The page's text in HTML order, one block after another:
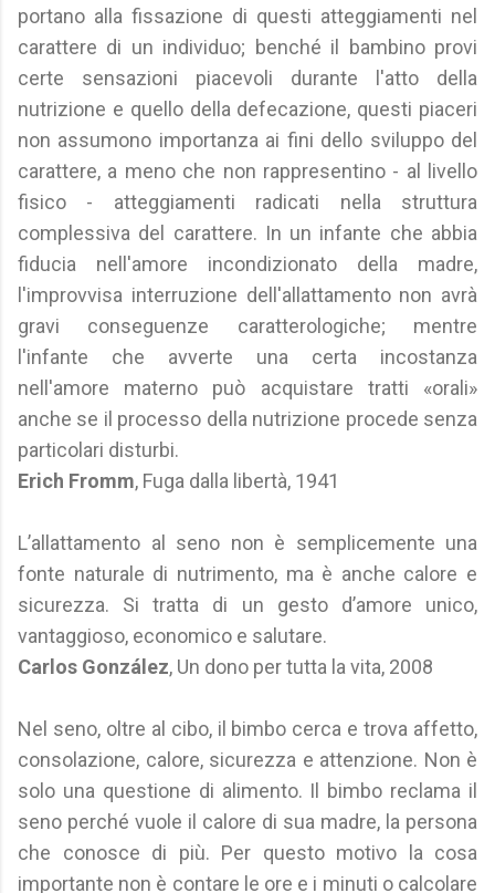
portano alla fissazione di questi atteggiamenti nel
carattere di un individuo; benché il bambino provi
certe sensazioni piacevoli durante l'atto della
nutrizione e quello della defecazione, questi piaceri
non assumono importanza ai fini dello sviluppo del
carattere, a meno che non rappresentino - al livello
fisico - atteggiamenti radicati nella struttura
complessiva del carattere. In un infante che abbia
fiducia nell'amore incondizionato della madre,
l'improvvisa interruzione dell'allattamento non avrà
gravi conseguenze caratterologiche; mentre
l'infante che avverte una certa incostanza
nell'amore materno può acquistare tratti «orali»
anche se il processo della nutrizione procede senza
particolari disturbi.
Erich Fromm, Fuga dalla libertà, 1941
L’allattamento al seno non è semplicemente una
fonte naturale di nutrimento, ma è anche calore e
sicurezza. Si tratta di un gesto d’amore unico,
vantaggioso, economico e salutare.
Carlos González, Un dono per tutta la vita, 2008
Nel seno, oltre al cibo, il bimbo cerca e trova affetto,
consolazione, calore, sicurezza e attenzione. Non è
solo una questione di alimento. Il bimbo reclama il
seno perché vuole il calore di sua madre, la persona
che conosce di più. Per questo motivo la cosa
importante non è contare le ore e i minuti o calcolare